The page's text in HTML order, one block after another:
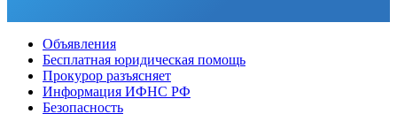
Объявления
Бесплатная юридическая помощь
Прокурор разъясняет
Информация ИФНС РФ
Безопасность